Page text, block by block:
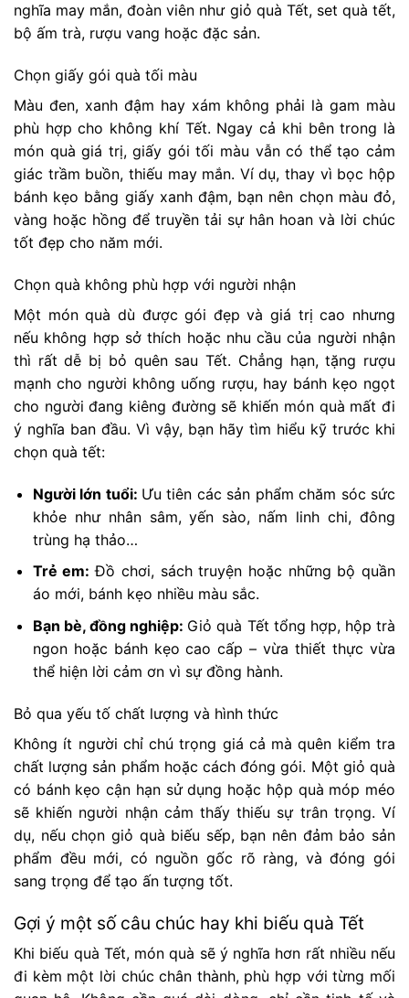
nghĩa may mắn, đoàn viên như giỏ quà Tết, set quà tết,
bộ ấm trà, rượu vang hoặc đặc sản.
Chọn giấy gói quà tối màu
Màu đen, xanh đậm hay xám không phải là gam màu
phù hợp cho không khí Tết. Ngay cả khi bên trong là
món quà giá trị, giấy gói tối màu vẫn có thể tạo cảm
giác trầm buồn, thiếu may mắn. Ví dụ, thay vì bọc hộp
bánh kẹo bằng giấy xanh đậm, bạn nên chọn màu đỏ,
vàng hoặc hồng để truyền tải sự hân hoan và lời chúc
tốt đẹp cho năm mới.
Chọn quà không phù hợp với người nhận
Một món quà dù được gói đẹp và giá trị cao nhưng
nếu không hợp sở thích hoặc nhu cầu của người nhận
thì rất dễ bị bỏ quên sau Tết. Chẳng hạn, tặng rượu
mạnh cho người không uống rượu, hay bánh kẹo ngọt
cho người đang kiêng đường sẽ khiến món quà mất đi
ý nghĩa ban đầu. Vì vậy, bạn hãy tìm hiểu kỹ trước khi
chọn quà tết:
Người lớn tuổi: Ưu tiên các sản phẩm chăm sóc sức
khỏe như nhân sâm, yến sào, nấm linh chi, đông
trùng hạ thảo…
Trẻ em:Đồ chơi, sách truyện hoặc những bộ quần
áo mới, bánh kẹo nhiều màu sắc.
Bạn bè, đồng nghiệp: Giỏ quà Tết tổng hợp, hộp trà
ngon hoặc bánh kẹo cao cấp – vừa thiết thực vừa
thể hiện lời cảm ơn vì sự đồng hành.
Bỏ qua yếu tố chất lượng và hình thức
Không ít người chỉ chú trọng giá cả mà quên kiểm tra
chất lượng sản phẩm hoặc cách đóng gói. Một giỏ quà
có bánh kẹo cận hạn sử dụng hoặc hộp quà móp méo
sẽ khiến người nhận cảm thấy thiếu sự trân trọng. Ví
dụ, nếu chọn giỏ quà biếu sếp, bạn nên đảm bảo sản
phẩm đều mới, có nguồn gốc rõ ràng, và đóng gói
sang trọng để tạo ấn tượng tốt.
Gợi ý một số câu chúc hay khi biếu quà Tết
Khi biếu quà Tết, món quà sẽ ý nghĩa hơn rất nhiều nếu
đi kèm một lời chúc chân thành, phù hợp với từng mối